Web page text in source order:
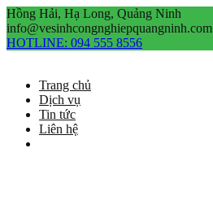
Hồng Hải, Hạ Long, Quảng Ninh
info@vesinhcongnghiepquangninh.com
HOTLINE: 094 555 8556
Trang chủ
Dịch vụ
Tin tức
Liên hệ